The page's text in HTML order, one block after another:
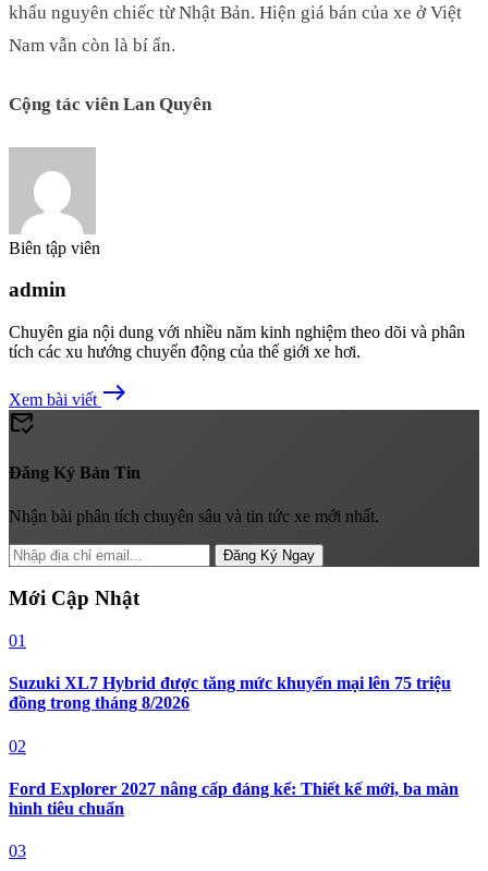
khẩu nguyên chiếc từ Nhật Bản. Hiện giá bán của xe ở Việt
Nam vẫn còn là bí ẩn.
Cộng tác viên Lan Quyên
Biên tập viên
admin
Chuyên gia nội dung với nhiều năm kinh nghiệm theo dõi và phân
tích các xu hướng chuyển động của thế giới xe hơi.
Xem bài viết east
mark_email_read
Đăng Ký Bản Tin
Nhận bài phân tích chuyên sâu và tin tức xe mới nhất.
Đăng Ký Ngay
Mới Cập Nhật
01
Suzuki XL7 Hybrid được tăng mức khuyến mại lên 75 triệu
đồng trong tháng 8/2026
02
Ford Explorer 2027 nâng cấp đáng kể: Thiết kế mới, ba màn
hình tiêu chuẩn
03